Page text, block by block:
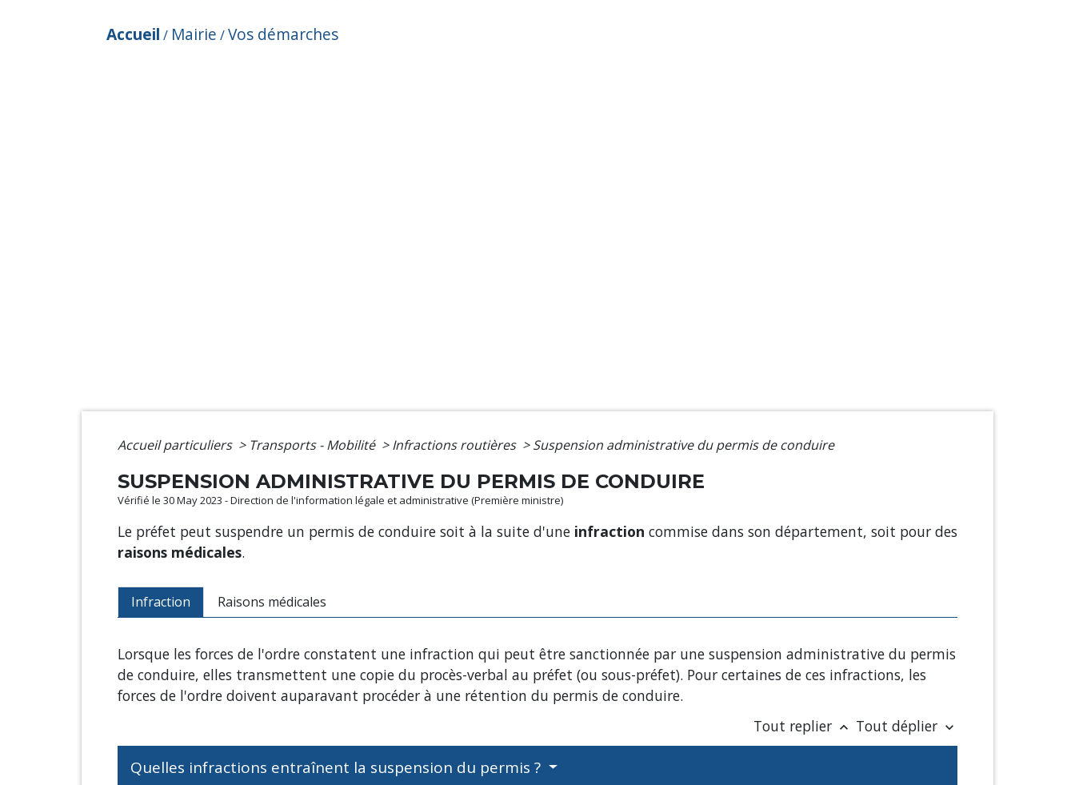
Accueil / Mairie /Vos démarches
Accueil particuliers > Transports - Mobilité > Infractions routières > Suspension administrative du permis de conduire
SUSPENSION ADMINISTRATIVE DU PERMIS DE CONDUIRE
Vérifié le 30 May 2023 - Direction de l'information légale et administrative (Première ministre)
Le préfet peut suspendre un permis de conduire soit à la suite d'une infraction commise dans son département, soit pour des
raisons médicales.
Infraction Raisons médicales
Lorsque les forces de l'ordre constatent une infraction qui peut être sanctionnée par une suspension administrative du permis
de conduire, elles transmettent une copie du procès-verbal au préfet (ou sous-préfet). Pour certaines de ces infractions, les
forces de l'ordre doivent auparavant procéder à une rétention du permis de conduire.
Tout replier keyboard_arrow_up Tout déplier keyboard_arrow_down
Quelles infractions entraînent la suspension du permis ?